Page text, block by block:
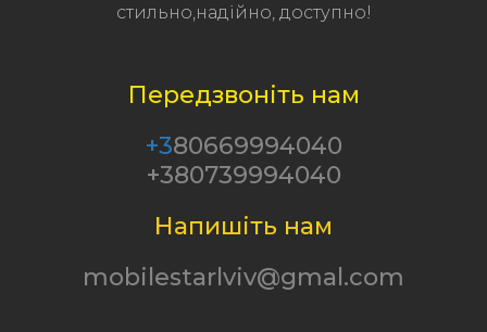
стильно,надійно, доступно!
Передзвоніть нам
+380669994040
+380739994040
Напишіть нам
mobilestarlviv@gmal.com